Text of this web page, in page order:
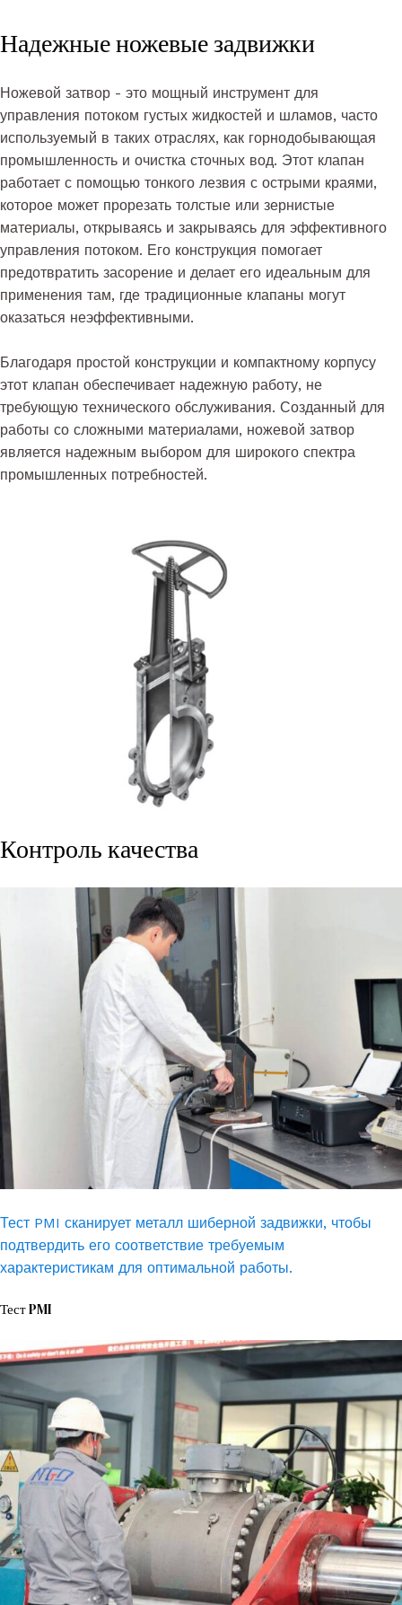
Надежные ножевые задвижки
Ножевой затвор - это мощный инструмент для
управления потоком густых жидкостей и шламов, часто
используемый в таких отраслях, как горнодобывающая
промышленность и очистка сточных вод. Этот клапан
работает с помощью тонкого лезвия с острыми краями,
которое может прорезать толстые или зернистые
материалы, открываясь и закрываясь для эффективного
управления потоком. Его конструкция помогает
предотвратить засорение и делает его идеальным для
применения там, где традиционные клапаны могут
оказаться неэффективными.
Благодаря простой конструкции и компактному корпусу
этот клапан обеспечивает надежную работу, не
требующую технического обслуживания. Созданный для
работы со сложными материалами, ножевой затвор
является надежным выбором для широкого спектра
промышленных потребностей.
Контроль качества
Тест PMI сканирует металл шиберной задвижки, чтобы
подтвердить его соответствие требуемым
характеристикам для оптимальной работы.
Тест PMI